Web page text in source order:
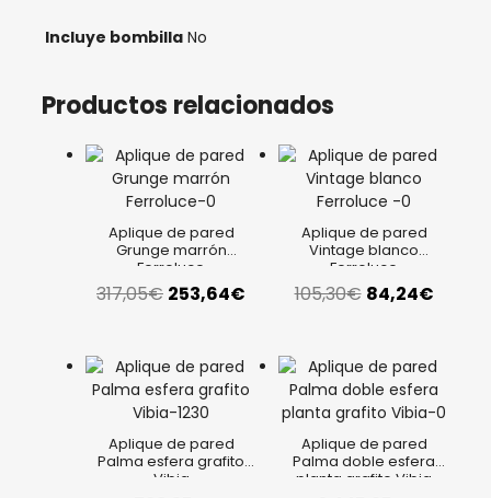
Incluye bombilla No
Productos relacionados
Aplique de pared
Grunge marrón
Ferroluce
317,05€ El
original
era:
317,05€.
253,64€
actual
253,64€.
Aplique de pared
Vintage blanco
Ferroluce
105,30€ El
original
era:
105,30€.
84,24€El
actual
es:
Aplique de pared
Palma esfera grafito
Vibia
Aplique de pared
Palma doble esfera
planta grafito Vibia